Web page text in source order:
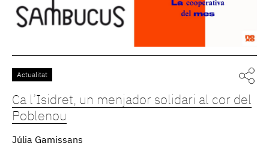
Actualitat
Ca l’Isidret, un menjador solidari al cor del
Poblenou
Júlia Gamissans